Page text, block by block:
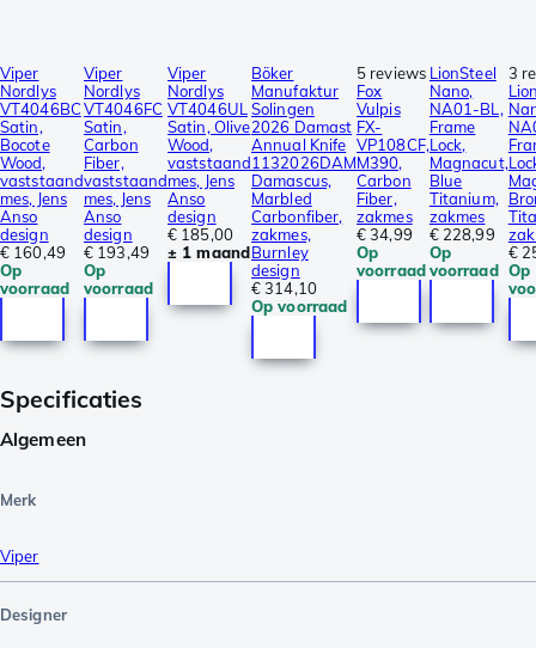
Viper
Nordlys
VT4046BC
Satin,
Bocote
Wood,
vaststaand
mes, Jens
Anso
design
€ 160,49
Op
voorraad
Viper
Nordlys
VT4046FC
Satin,
Carbon
Fiber,
vaststaand
mes, Jens
Anso
design
€ 193,49
Op
voorraad
Viper
Nordlys
VT4046UL
Satin, Olive
Wood,
vaststaand
mes, Jens
Anso
design
€ 185,00
± 1 maand
Böker
Manufaktur
Solingen
2026 Damast
Annual Knife
1132026DAM
Damascus,
Marbled
Carbonfiber,
zakmes,
Burnley
design
€ 314,10
Op voorraad
5 reviews
Fox
Vulpis
FX-
VP108CF,
M390,
Carbon
Fiber,
zakmes
€ 34,99
Op
voorraad
LionSteel
Nano,
NA01-BL,
Frame
Lock,
Magnacut,
Blue
Titanium,
zakmes
€ 228,99
Op
voorraad
3
€
Op
Specificaties
Algemeen
Merk
Viper
Designer